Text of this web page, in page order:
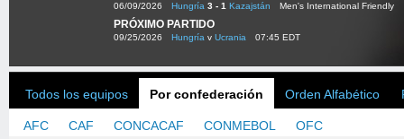
06/09/2026 Hungría 3 - 1 Kazajstán Men's International Friendly
PRÓXIMO PARTIDO
09/25/2026 Hungría v Ucrania 07:45 EDT
Todos los equipos Por confederación Orden Alfabético
AFC CAF CONCACAF CONMEBOL OFC